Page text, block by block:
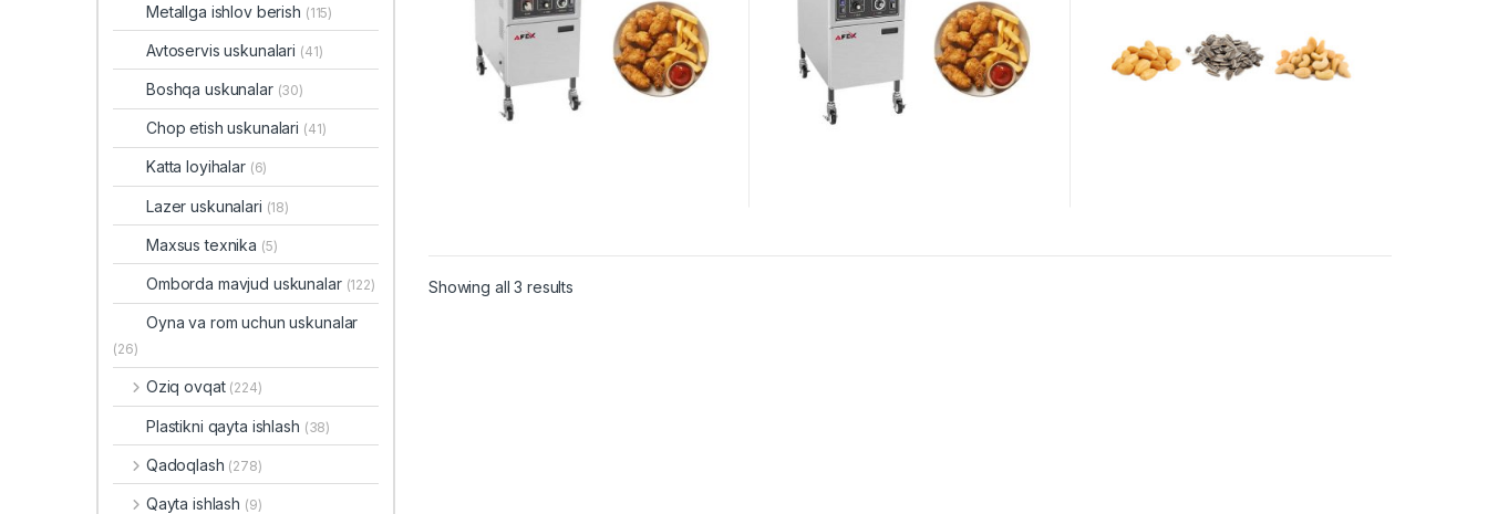
Showing all 3 results
Metallga ishlov berish (115)
Avtoservis uskunalari (41)
Boshqa uskunalar (30)
Chop etish uskunalari (41)
Katta loyihalar (6)
Lazer uskunalari (18)
Maxsus texnika (5)
Omborda mavjud uskunalar (122)
Oyna va rom uchun uskunalar
(26)
Oziq ovqat (224)
Plastikni qayta ishlash (38)
Qadoqlash (278)
Qayta ishlash (9)